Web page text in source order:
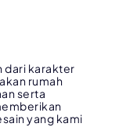
dari karakter
rumah
serta
yang kami